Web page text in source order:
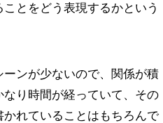
とをどう表現するかという
ーンが少ないので、関係が積
り時間が経っていて、その
れていることはもちろんで